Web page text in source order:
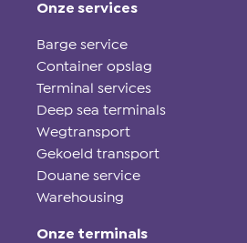
Onze services
Barge service
Container opslag
Terminal services
Deep sea terminals
Wegtransport
Gekoeld transport
Douane service
Warehousing
Onze terminals